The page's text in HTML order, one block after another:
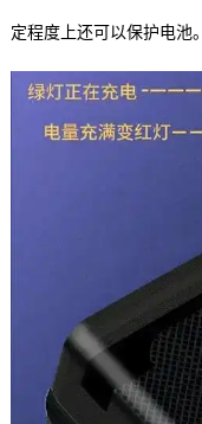
定程度上还可以保护电池。